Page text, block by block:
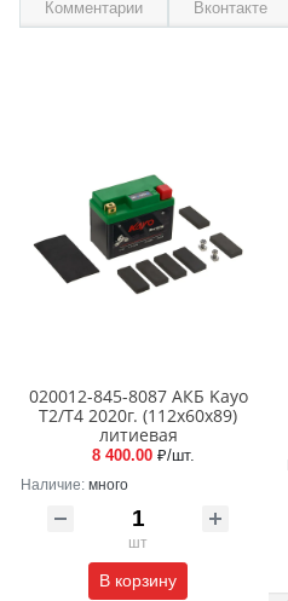
Комментарии Вконтакте
020012-845-8087 АКБ Kayo
T2/T4 2020г. (112x60x89)
литиевая
8 400.00 ₽/шт.
Наличие: много
шт
В корзину